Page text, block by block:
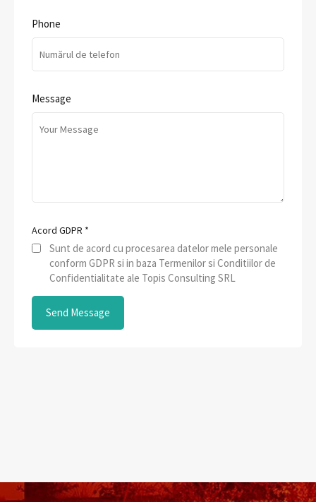
Phone
Message
Acord GDPR *
Sunt de acord cu procesarea datelor mele personale
conform GDPR si in baza Termenilor si Conditiilor de
Confidentialitate ale Topis Consulting SRL